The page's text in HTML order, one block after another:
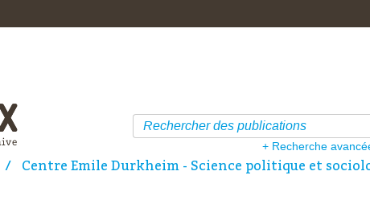
+ Recherche
Centre Emile Durkheim - Science politique et